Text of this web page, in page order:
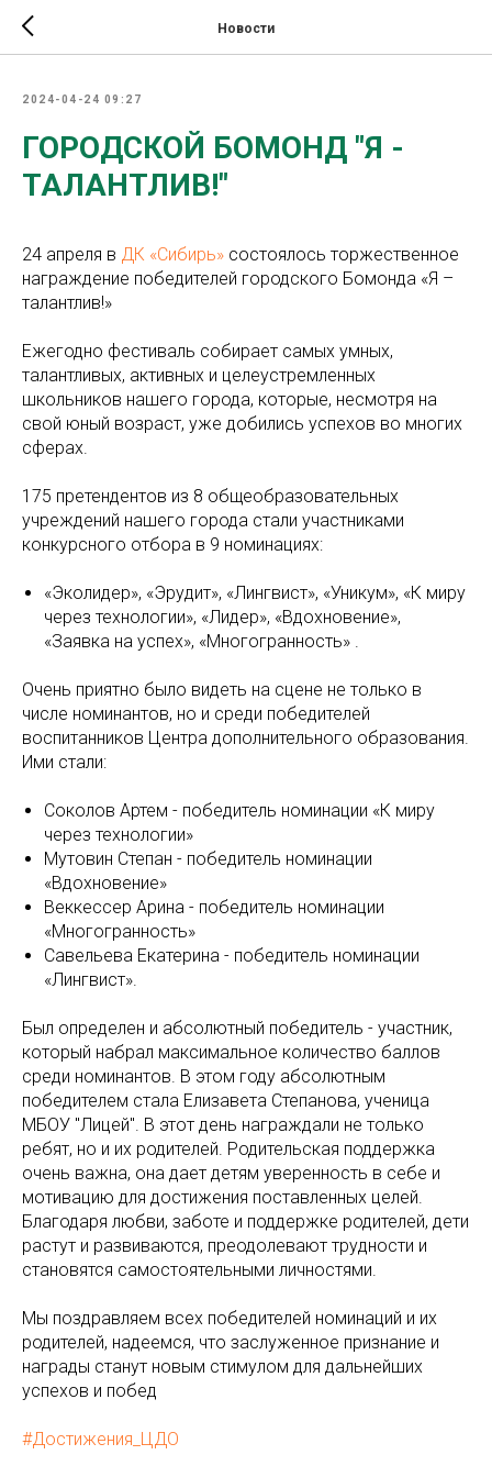
Новости
2024-04-24 09:27
ГОРОДСКОЙ БОМОНД "Я -
ТАЛАНТЛИВ!"
24 апреля в ДК «Сибирь» состоялось торжественное
награждение победителей городского Бомонда «Я –
талантлив!»
Ежегодно фестиваль собирает самых умных,
талантливых, активных и целеустремленных
школьников нашего города, которые, несмотря на
свой юный возраст, уже добились успехов во многих
сферах.
175 претендентов из 8 общеобразовательных
учреждений нашего города стали участниками
конкурсного отбора в 9 номинациях:
«Эколидер», «Эрудит», «Лингвист», «Уникум», «К миру
через технологии», «Лидер», «Вдохновение»,
«Заявка на успех», «Многогранность» .
Очень приятно было видеть на сцене не только в
числе номинантов, но и среди победителей
воспитанников Центра дополнительного образования.
Ими стали:
Соколов Артем - победитель номинации «К миру
через технологии»
Мутовин Степан - победитель номинации
«Вдохновение»
Веккессер Арина - победитель номинации
«Многогранность»
Савельева Екатерина - победитель номинации
«Лингвист».
Был определен и абсолютный победитель - участник,
который набрал максимальное количество баллов
среди номинантов. В этом году абсолютным
победителем стала Елизавета Степанова, ученица
МБОУ "Лицей". В этот день награждали не только
ребят, но и их родителей. Родительская поддержка
очень важна, она дает детям уверенность в себе и
мотивацию для достижения поставленных целей.
Благодаря любви, заботе и поддержке родителей, дети
растут и развиваются, преодолевают трудности и
становятся самостоятельными личностями.
Мы поздравляем всех победителей номинаций и их
родителей, надеемся, что заслуженное признание и
награды станут новым стимулом для дальнейших
успехов и побед
#Достижения_ЦДО